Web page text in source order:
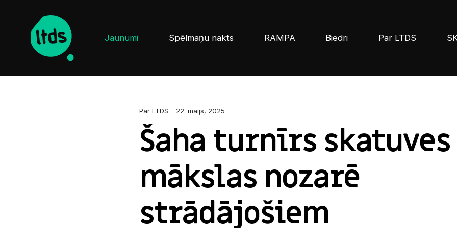
Jaunumi Spēlmaņu nakts RAMPA Biedri Par LTDS
Par LTDS – 22. maijs, 2025
Šaha turnīrs skatuves
mākslas nozarē
strādājošiem